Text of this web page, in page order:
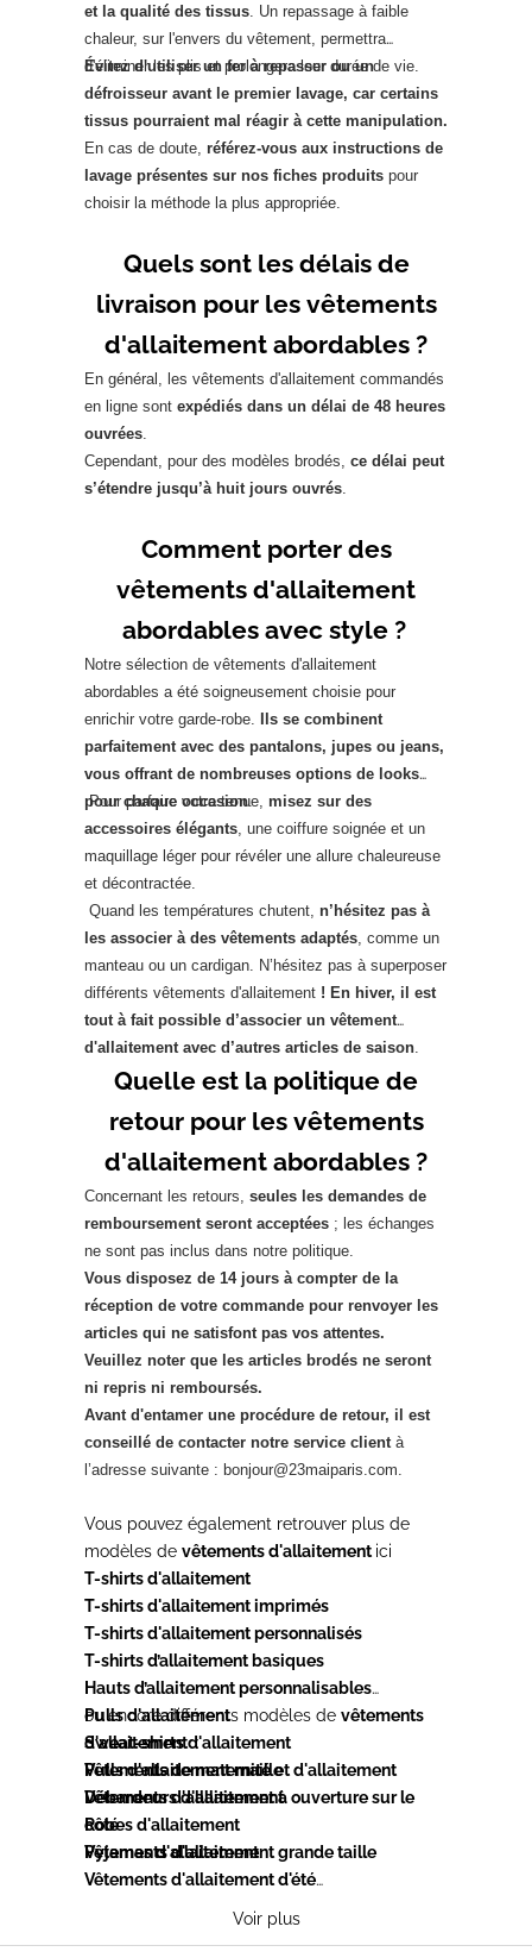
et la qualité des tissus . Un repassage à faible
chaleur, sur l'envers du vêtement, permettra
d'éliminer les plis et prolongera leur durée de vie.
Évitez d'utiliser un fer à repasser ou un
défroisseur avant le premier lavage, car certains
tissus pourraient mal réagir à cette manipulation.
En cas de doute, référez-vous aux instructions de
lavage présentes sur nos fiches produits pour
choisir la méthode la plus appropriée.
Quels sont les délais de
livraison pour les vêtements
d'allaitement abordables ?
En général, les vêtements d'allaitement commandés
en ligne sont expédiés dans un délai de 48 heures
ouvrées
Cependant, pour des modèles brodés, ce délai peut
s’étendre jusqu’à huit jours ouvrés
Comment porter des
vêtements d'allaitement
abordables avec style ?
Notre sélection de vêtements d'allaitement
abordables a été soigneusement choisie pour
enrichir votre garde-robe.
Ils se combinent
parfaitement avec des pantalons, jupes ou jeans,
vous offrant de nombreuses options de looks
pour chaque occasion.
Pour parfaire votre tenue, misez sur des
accessoires élégants , une coiffure soignée et un
maquillage léger pour révéler une allure chaleureuse
et décontractée.
Quand les températures chutent, n’hésitez pas à
les associer à des vêtements adaptés , comme un
manteau ou un cardigan. N’hésitez pas à superposer
différents vêtements d'allaitement ! En hiver, il est
tout à fait possible d’associer un vêtement
d'allaitement avec d’autres articles de saison
Quelle est la politique de
retour pour les vêtements
d'allaitement abordables ?
Concernant les retours, seules les demandes de
remboursement seront acceptées ; les échanges
ne sont pas inclus dans notre politique.
Vous disposez de 14 jours à compter de la
réception de votre commande pour renvoyer les
articles qui ne satisfont pas vos attentes.
Veuillez noter que les articles brodés ne seront
ni repris ni remboursés.
Avant d'entamer une procédure de retour, il est
conseillé de contacter notre service client à
l’adresse suivante : bonjour@23maiparis.com.
Vous pouvez également retrouver plus de
modèles de vêtements d'allaitement ici
T-shirts d'allaitement
T-shirts d'allaitement imprimés
T-shirts d'allaitement personnalisés
T-shirts d’allaitement basiques
Hauts d’allaitement personnalisables
Pulls d'allaitement
Sweat-shirts d'allaitement
Pulls d'allaitement maille
Débardeurs d'allaitement
Robes d'allaitement
Pyjamas d'allaitement
ou encore différents modèles de vêtements
d'allaitement:
Vêtements de maternité et d'allaitement
Vêtements d'allaitement à ouverture sur le
côté
Vêtements d'allaitement grande taille
Vêtements d'allaitement d'été
Vêtements d'allaitement chauds
Vêtements d'allaitement brodés
Voir plus